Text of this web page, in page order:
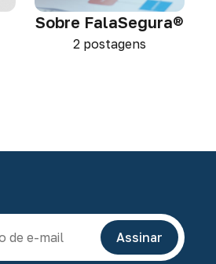
Sobre FalaSegura®
2 postagens
Assinar